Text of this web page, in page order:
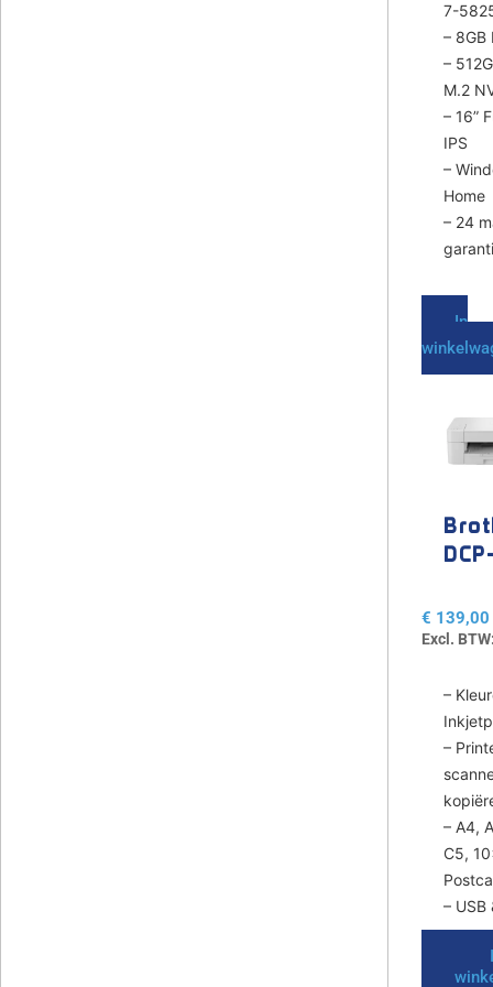
7-
– 8GB
–
M.2
– 16”
IPS
–
Home
– 24
In
DCP-
€ 139,00
Excl.
–
–
– A4,
C5,
– USB